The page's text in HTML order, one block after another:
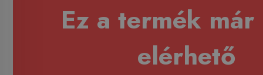
Ez a termék már
elérhető